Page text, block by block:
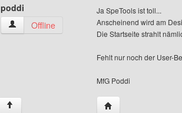
poddi
poddi Benutzer-Profile anzeigen
Offline
Ja SpeTools ist toll...
Anscheinend wird am
Die Startseite strahlt
Fehlt nur noch der User-
MfG Poddi
↑ Website dieses